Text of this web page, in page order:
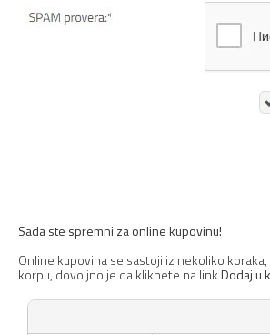
Sada ste spremni za online kupovinu!
Online kupovina se sastoji iz nekoliko
korpu, dovoljno je da kliknete na linkDodaj u